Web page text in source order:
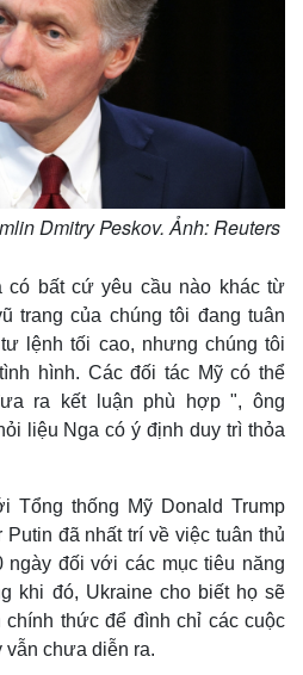
Dmitry Peskov. Ảnh: Reuters
có bất cứ yêu cầu nào khác từ
trang của chúng tôi đang tuân
lệnh tối cao, nhưng chúng tôi
hình. Các đối tác Mỹ có thể
ra kết luận phù hợp ", ông
liệu Nga có ý định duy trì thỏa
Tổng thống Mỹ Donald Trump
đã nhất trí về việc tuân thủ
ngày đối với các mục tiêu năng
khi đó, Ukraine cho biết họ sẽ
thức để đình chỉ các cuộc
vẫn chưa diễn ra.